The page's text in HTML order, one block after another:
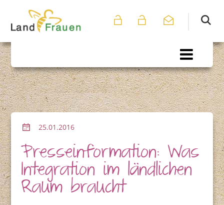
25.01.2016
Presseinformation: Was
Integration im ländlichen
Raum braucht